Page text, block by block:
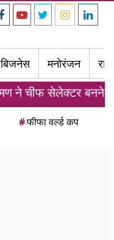
बिजनेस मनोरंजन
बनने से किया मना
#फीफा वर्ल्ड कप